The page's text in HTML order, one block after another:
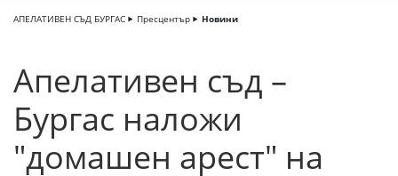
АПЕЛАТИВЕН СЪД БУРГАС Пресцентър Новини
Апелативен съд –
Бургас наложи
"домашен арест" на